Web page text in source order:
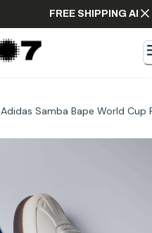
FREE
Adidas Samba Bape World Cup